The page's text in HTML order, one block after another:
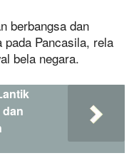
berbangsa dan
Pancasila, rela
bela negara.